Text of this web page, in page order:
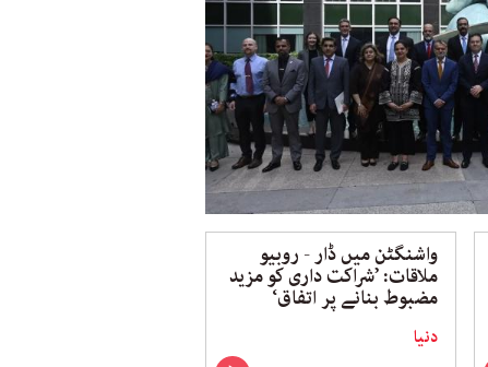
واشنگٹن میں ڈار - روبیو
ملاقات: ’شراکت داری کو مزید
مضبوط بنانے پر اتفاق‘
دنیا